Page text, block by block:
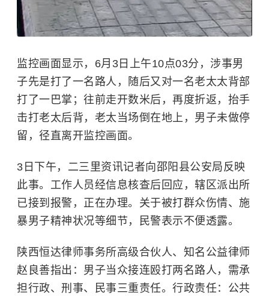
监控画面显示，6月3日上午10点03分，涉事男
子先是打了一名路人，随后又对一名老太太背部
打了一巴掌；往前走开数米后，再度折返，抬手
击打老太后背，老太当场倒在地上，男子未做停
留，径直离开监控画面。
3日下午，二三里资讯记者向邵阳县公安局反映
此事。工作人员经信息核查后回应，辖区派出所
已接到报警，正在办理。关于被打群众伤情、施
暴男子精神状况等细节，民警表示不便透露。
陕西恒达律师事务所高级合伙人、知名公益律师
赵良善指出：男子当众接连殴打两名路人，需承
担行政、刑事、民事三重责任。 行政责任：公共